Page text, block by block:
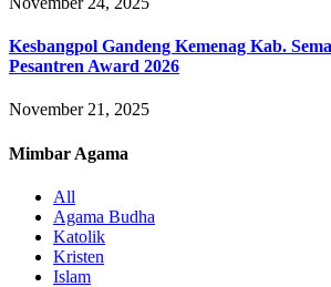
Kesbangpol Gandeng Kemenag Kab.
Pesantren Award 2026
November 21, 2025
Mimbar Agama
All
Agama Budha
Katolik
Kristen
Islam